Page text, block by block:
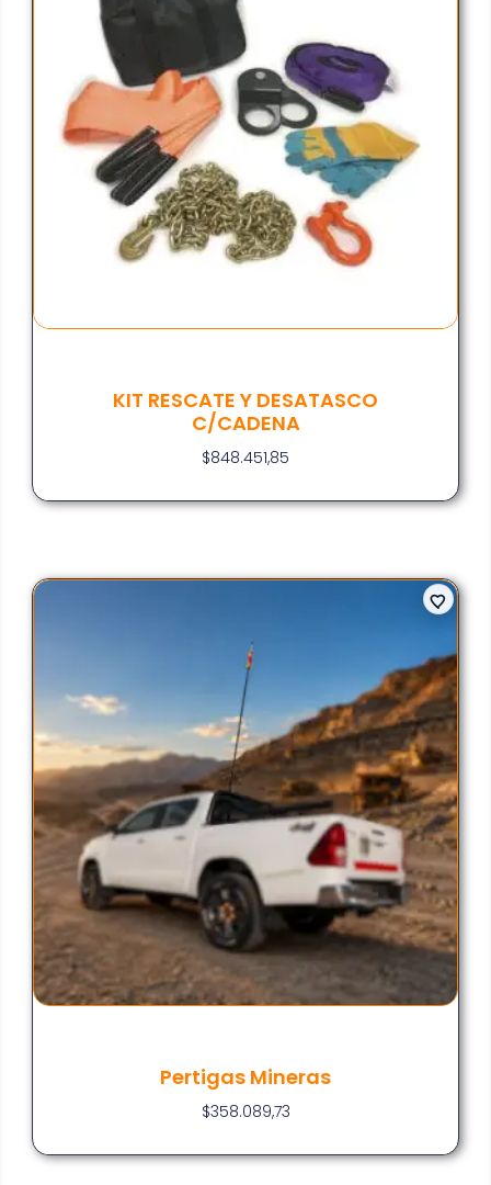
KIT RESCATE Y DESATASCO
C/CADENA
$848.451,85
Pertigas Mineras
$358.089,73